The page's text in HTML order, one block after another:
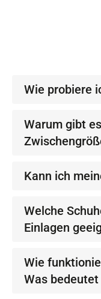
Wie probiere
Warum gibt
Kann ich
Welche
Einlagen
Wie
Was